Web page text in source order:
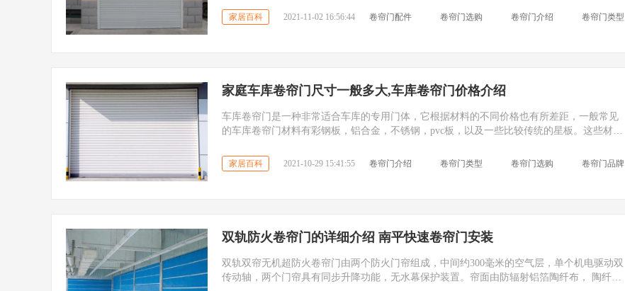
家居百科 2021-11-02 16:56:44 卷帘门配件 卷帘门选购 卷帘门介绍 卷帘门类型
家庭车库卷帘门尺寸一般多大,车库卷帘门价格介绍
车库卷帘门是一种非常适合车库的专用门体，它根据材料的不同价格也有所差距，一般常见
的车库卷帘门材料有彩钢板，铝合金，不锈钢，pvc板，以及一些比较传统的星板。这些材料
家居百科 2021-10-29 15:41:55 卷帘门介绍 卷帘门类型 卷帘门选购 卷帘门品牌
双轨防火卷帘门的详细介绍 南平快速卷帘门安装
双轨双帘无机超防火卷帘门由两个防火门帘组成，中间约300毫米的空气层，单个机电驱动双
传动轴，两个门帘具有同步升降功能，无水幕保护装置。帘面由防辐射铝箔陶纤布， 陶纤针